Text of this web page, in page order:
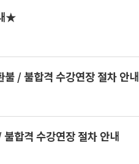
★
/ 불합격 수강연장 절차 안내
합격 수강연장 절차 안내